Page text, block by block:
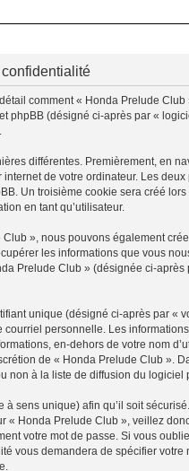
comment « Honda Prelude
phpBB (désigné ci-après par «
différentes. Premièrement, en
de votre ordinateur. Les
Un troisième cookie sera créé
en tant qu’utilisateur.
», nous pouvons également
les informations que vous
Prelude Club » (désignée ci-
unique (désigné ci-après par «
courriel personnelle. Les
en-dehors de votre nom
de « Honda Prelude Club ».
non à la liste de diffusion du
à sens unique) afin qu’il soit
« Honda Prelude Club », veillez
votre mot de passe. Si vous
vous demandera de spécifier